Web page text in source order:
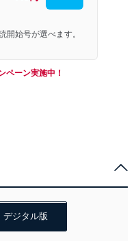
開始号が選べます。
ペーン実施中！
デジタル版